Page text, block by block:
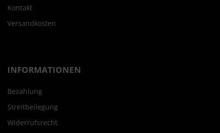
Kontakt
Versandkosten
INFORMATIONEN
Bezahlung
Streitbeilegung
Widerrufsrecht